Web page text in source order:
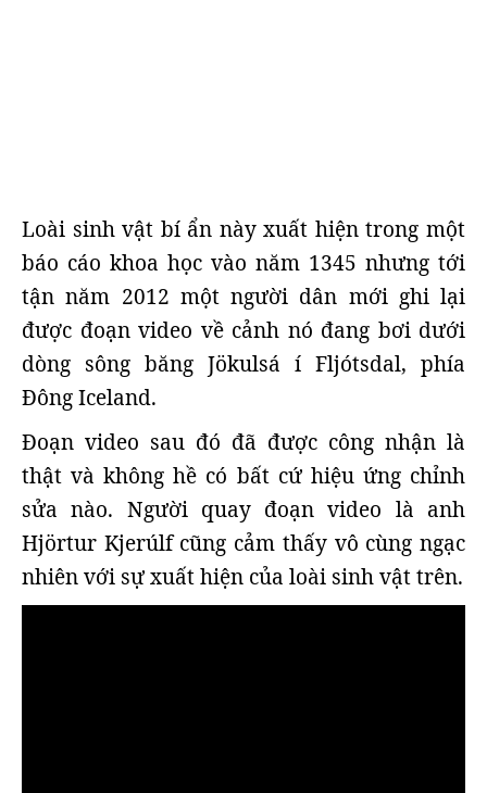
Loài sinh vật bí ẩn này xuất hiện trong một
báo cáo khoa học vào năm 1345 nhưng tới
tận năm 2012 một người dân mới ghi lại
được đoạn video về cảnh nó đang bơi dưới
dòng sông băng Jökulsá í Fljótsdal, phía
Đông Iceland.
Đoạn video sau đó đã được công nhận là
thật và không hề có bất cứ hiệu ứng chỉnh
sửa nào. Người quay đoạn video là anh
Hjörtur Kjerúlf cũng cảm thấy vô cùng ngạc
nhiên với sự xuất hiện của loài sinh vật trên.